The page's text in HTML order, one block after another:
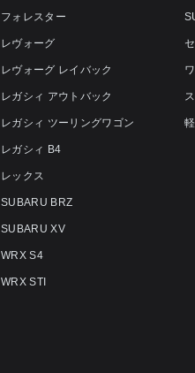
フォレスター
レヴォーグ
レヴォーグ レイバック
レガシィ アウトバック
レガシィ ツーリングワゴン
レガシィ B4
レックス
SUBARU BRZ
SUBARU XV
WRX S4
WRX STI